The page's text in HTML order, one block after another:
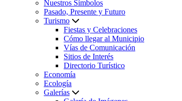
Nuestros Símbolos
Pasado, Presente y Futuro
Turismo
Fiestas y Celebraciones
Cómo llegar al Municipio
Vías de Comunicación
Sitios de Interés
Directorio Turístico
Economía
Ecología
Galerías